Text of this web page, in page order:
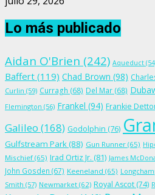
Lo más publicado
Aidan O'Brien (242) Aqueduct
Baffert (119) Chad Brown (98)
Curlin (59) Curragh (68) Del Mar (68)
Flemington (56) Frankel (94) Frankie
Galileo (168) Godolphin (76)
Gulfstream Park(88) Gun Runner (65)
Mischief (65) Irad Ortiz Jr. (81) James
John Gosden (67) Keeneland (65)
Smith (57) Newmarket (62) Royal Ascot (74)